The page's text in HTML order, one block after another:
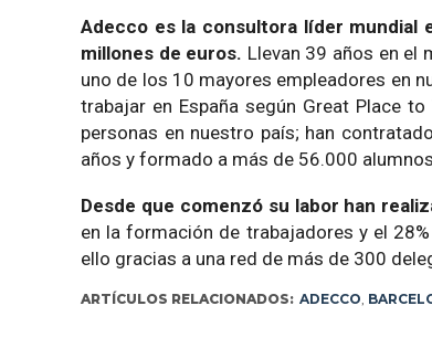
Adecco es la consultora líder mundial
millones de euros. Llevan 39 años en el
uno de los 10 mayores empleadores en
trabajar en España según Great Place
personas en nuestro país; han
años y formado a más de 56.000
Desde que comenzó su labor han
en la formación de trabajadores y el
ello gracias a una red de más de 300
ARTÍCULOS RELACIONADOS: ADECCO,